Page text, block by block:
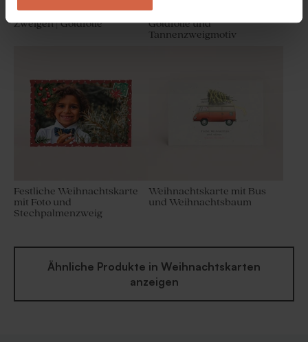
Große Weihnachtskarte mit
Zweigen | Goldfolie
Ovale Weihnachtskarte mit
Goldfolie und
Tannenzweigmotiv
Festliche Weihnachtskarte
mit Foto und
Stechpalmenzweig
Weihnachtskarte mit Bus
und Weihnachtsbaum
Ähnliche Produkte in Weihnachtskarten
anzeigen